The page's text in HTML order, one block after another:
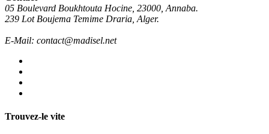
05 Boulevard Boukhtouta Hocine, 23000, Annaba.
239 Lot Boujema Temime Draria, Alger.
E-Mail: contact@madisel.net
Trouvez-le vite